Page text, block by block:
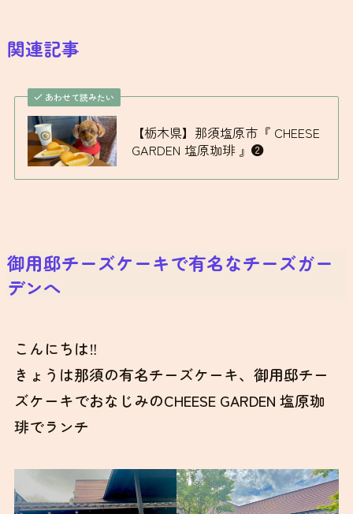
関連記事
あわせて読みたい
【栃木県】那須塩原市『 CHEESE
GARDEN 塩原珈琲 』❷
御用邸チーズケーキで有名なチーズガー
デンへ
こんにちは‼
きょうは那須の有名チーズケーキ、御用邸チー
ズケーキでおなじみのCHEESE GARDEN 塩原珈
琲でランチ